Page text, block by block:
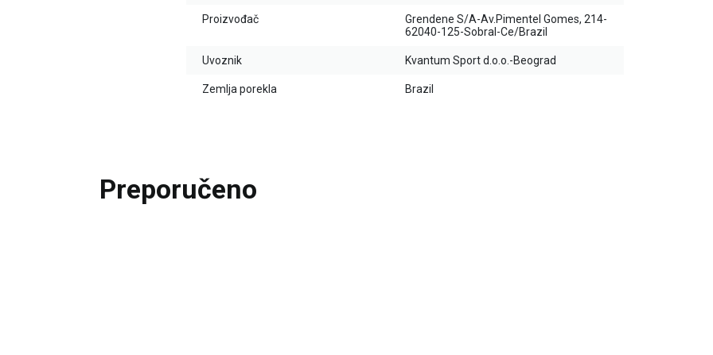
Proizvođač
Grendene S/A-Av.Pimentel Gomes, 214-
62040-125-Sobral-Ce/Brazil
Uvoznik Kvantum Sport d.o.o.-Beograd
Zemlja porekla Brazil
Preporučeno